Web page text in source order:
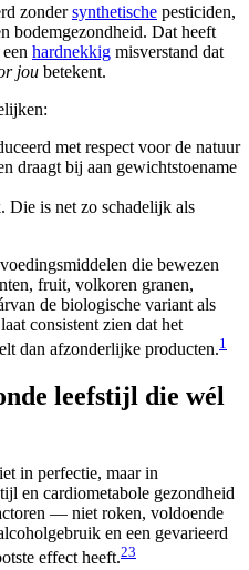
zondersynthetische pesticiden,
bodemgezondheid. Dat heeft
hardnekkig misverstand dat
jou betekent.
met respect voor de natuur
draagt bij aan gewichtstoename
Die is net zo schadelijk als
die bewezen
fruit, volkoren granen,
de biologische variant als
consistent zien dat het
dan afzonderlijke producten.1
leefstijl die wél
in perfectie, maar in
en cardiometabole gezondheid
— niet roken, voldoende
en een gevarieerd
effect heeft.23